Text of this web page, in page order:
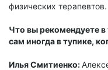
физических терапевтов.
Что вы рекомендуете в
сам иногда в тупике,
Илья Смитиенко: